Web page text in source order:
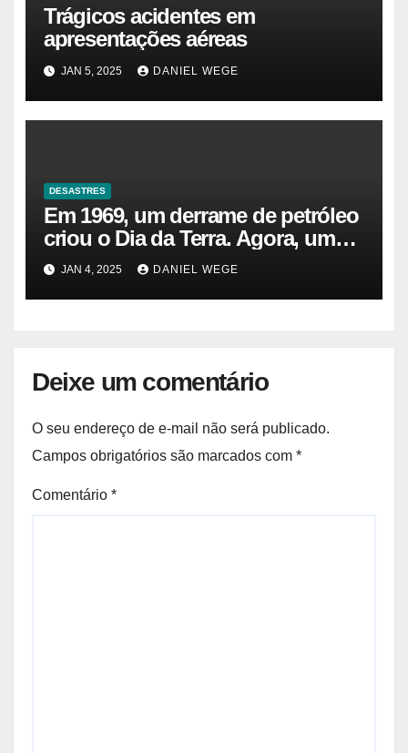
Trágicos acidentes em
apresentações aéreas
JAN 5, 2025 DANIEL WEGE
DESASTRES
Em 1969, um derrame de petróleo
criou o Dia da Terra. Agora, um
gasoduto pode reabrir |
Sustentabilidade
JAN 4, 2025 DANIEL WEGE
Deixe um comentário
O seu endereço de e-mail não será publicado.
Campos obrigatórios são marcados com *
Comentário *